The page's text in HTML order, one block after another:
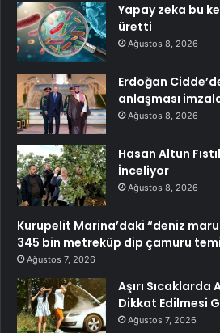
Yapay zeka bu
üretti
Ağustos 8, 2026
Erdoğan
anlaşması
Ağustos 8, 2026
Hasan Altun
İnceliyor
Ağustos 8, 2026
Kurupelit Marina’daki “deniz
345 bin metreküp dip çamuru
Ağustos 7, 2026
Aşırı Sıcaklarda
Dikkat Edilmesi
Ağustos 7, 2026